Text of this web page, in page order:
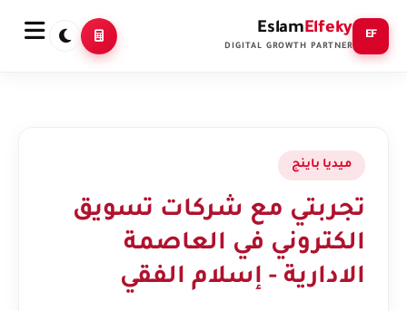
EF
EslamElfeky
DIGITAL GROWTH PARTNER
ميديا باينج
تجربتي مع شركات تسويق
الكتروني في العاصمة
الادارية - إسلام الفقي